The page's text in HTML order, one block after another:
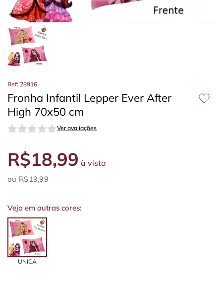
Ref: 28916
Fronha Infantil Lepper Ever After
High 70x50 cm
Ver avaliações
R$18,99 à vista
R$19,99
Veja em outras cores:
UNICA